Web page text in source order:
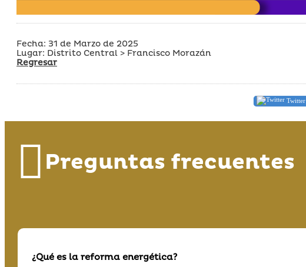
Fecha: 31 de Marzo de 2025
Lugar: Distrito Central > Francisco Morazán
Regresar
Twitter
Preguntas frecuentes
¿Qué es la reforma energética?